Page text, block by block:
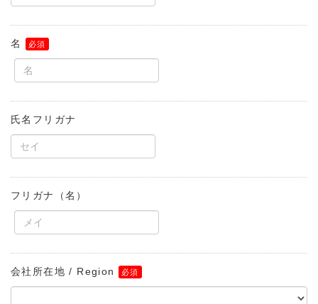
名
氏名フリガナ
フリガナ（名）
会社所在地 / Region